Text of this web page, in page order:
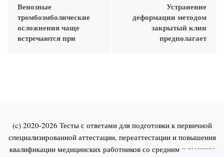
Венозные
тромбоэмболические
осложнения чаще
встречаются при
Устранение
деформации методом
закрытый клин
предполагает
(c) 2020-2026 Тесты с ответами для подготовки к первичной
специализированной аттестации, переаттестации и повышения
квалификации медицинских работников со средним и высшим